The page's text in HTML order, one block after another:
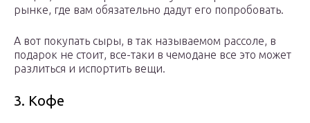
рынке, где вам обязательно дадут его попробовать.
А вот покупать сыры, в так называемом рассоле, в
подарок не стоит, все-таки в чемодане все это может
разлиться и испортить вещи.
3. Кофе